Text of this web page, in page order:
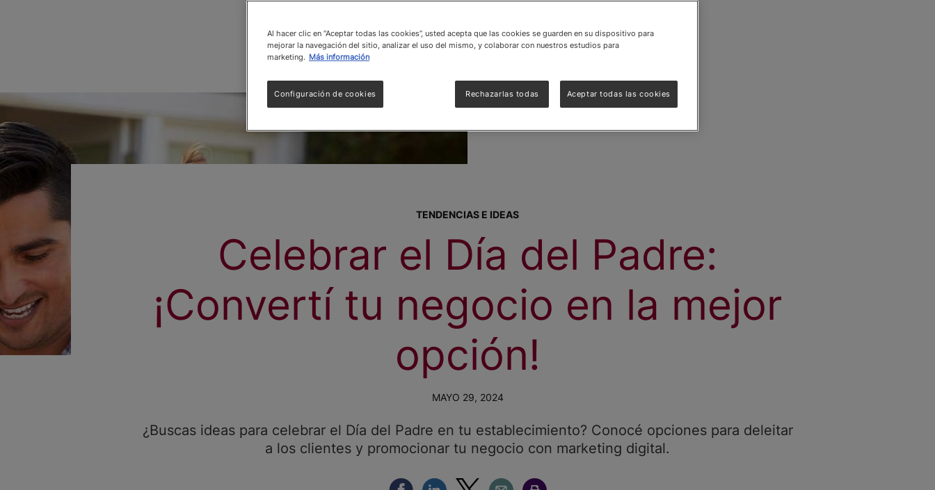
TENDENCIAS E IDEAS
Celebrar el Día del Padre:
¡Convertí tu negocio en la mejor
opción!
MAYO 29, 2024
¿Buscas ideas para celebrar el Día del Padre en tu establecimiento? Conocé opciones para deleitar
a los clientes y promocionar tu negocio con marketing digital.
Compartir Facebook
Compartir Linkedin
Compartir Twitter
Compartir Email
Compartir Imprimir
Al hacer clic en “Aceptar todas las cookies”, usted acepta que las cookies se guarden en su dispositivo para
mejorar la navegación del sitio, analizar el uso del mismo, y colaborar con nuestros estudios para
marketing. Más información
Rechazarlas todas Aceptar todas las cookies
Configuración de cookies